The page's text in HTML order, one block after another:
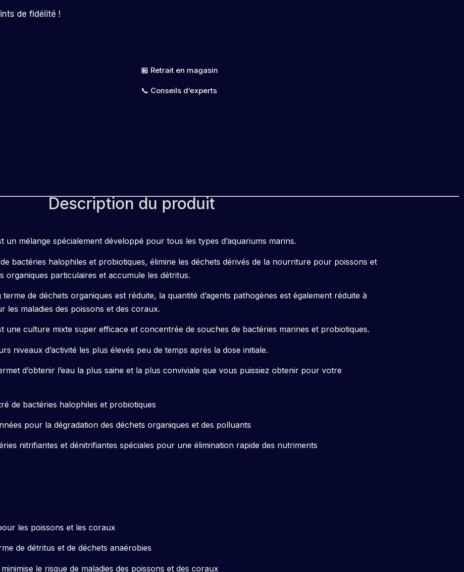
de fidélité !
🏪 Retrait en magasin
📞 Conseils d’experts
Description du produit
mélange spécialement développé pour tous les types d’aquariums marins.
bactéries halophiles et probiotiques, élimine les déchets dérivés de la nourriture pour poissons et
organiques particulaires et accumule les détritus.
de déchets organiques est réduite, la quantité d’agents pathogènes est également réduite à
les maladies des poissons et des coraux.
une culture mixte super efficace et concentrée de souches de bactéries marines et probiotiques.
niveaux d’activité les plus élevés peu de temps après la dose initiale.
d’obtenir l’eau la plus saine et la plus conviviale que vous puissiez obtenir pour votre
de bactéries halophiles et probiotiques
pour la dégradation des déchets organiques et des polluants
nitrifiantes et dénitrifiantes spéciales pour une élimination rapide des nutriments
les poissons et les coraux
de détritus et de déchets anaérobies
le risque de maladies des poissons et des coraux